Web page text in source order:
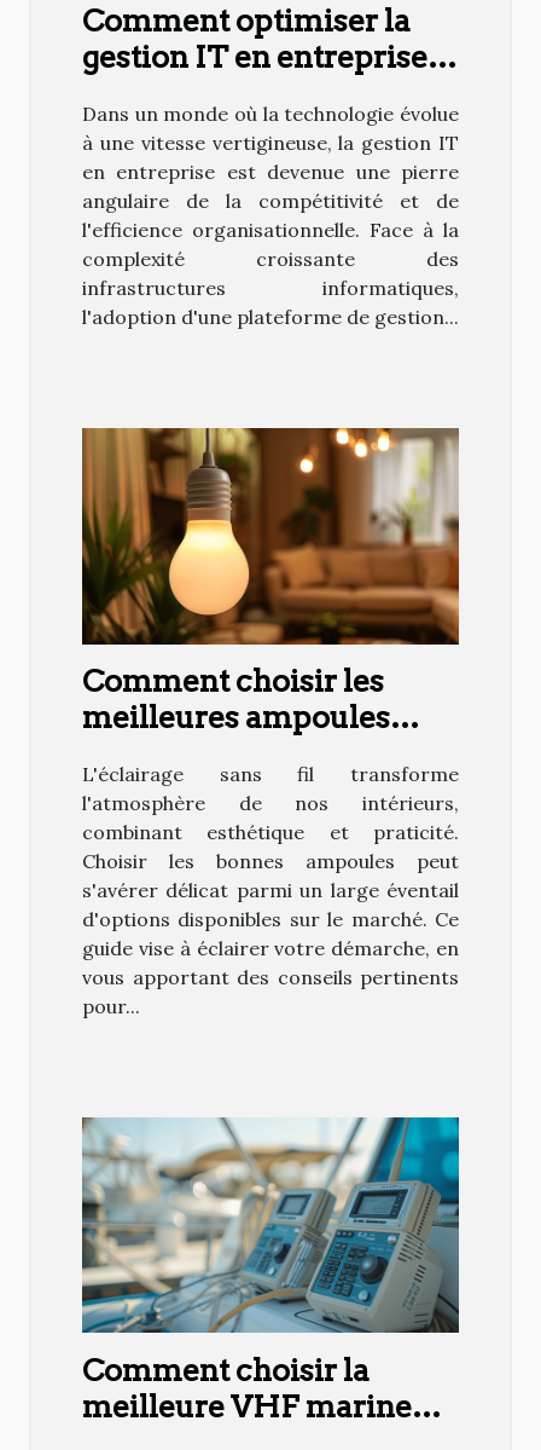
Comment optimiser la
gestion IT en entreprise
intégrée
Dans un monde où la technologie évolue
à une vitesse vertigineuse, la gestion IT
en entreprise est devenue une pierre
angulaire de la compétitivité et de
l'efficience organisationnelle. Face à la
complexité croissante des
infrastructures informatiques,
l'adoption d'une plateforme de gestion...
Comment choisir les
meilleures ampoules
intérieur
L'éclairage sans fil transforme
l'atmosphère de nos intérieurs,
combinant esthétique et praticité.
Choisir les bonnes ampoules peut
s'avérer délicat parmi un large éventail
d'options disponibles sur le marché. Ce
guide vise à éclairer votre démarche, en
vous apportant des conseils pertinents
pour...
Comment choisir la
meilleure VHF marine